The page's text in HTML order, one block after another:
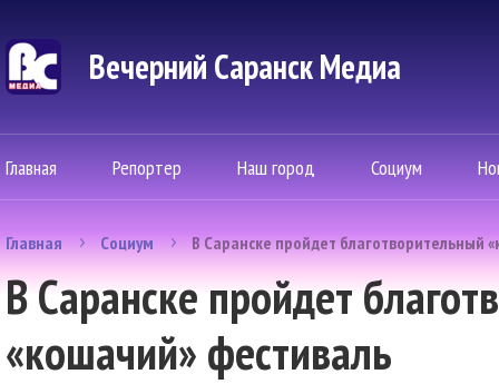
Вечерний Саранск Mедиа
Главная Репортер Наш город Социум
Главная Социум В Саранске пройдет благотворительный
В Саранске пройдет
«кошачий» фестиваль